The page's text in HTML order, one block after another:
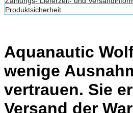
Produktsicherheit
Aquanautic
wenige
vertrauen. Sie
Versand der